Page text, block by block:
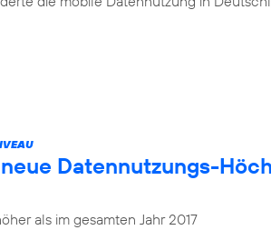
Datennutzungs-
als im gesamten Jahr 2017